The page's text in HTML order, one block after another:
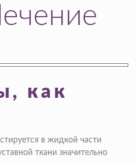
как
в жидкой части
ткани значительно